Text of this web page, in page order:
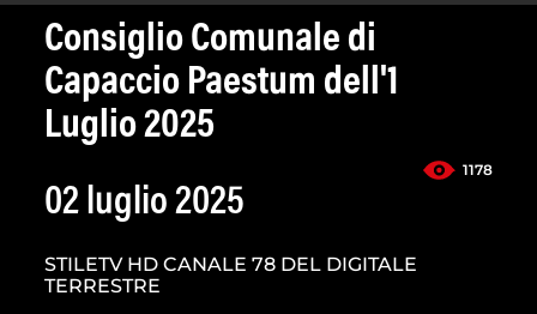
Consiglio Comunale di
Capaccio Paestum dell'1
Luglio 2025
1178
02 luglio 2025
STILETV HD CANALE 78 DEL DIGITALE
TERRESTRE